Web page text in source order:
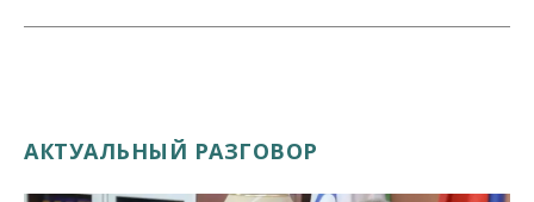
АКТУАЛЬНЫЙ РАЗГОВОР